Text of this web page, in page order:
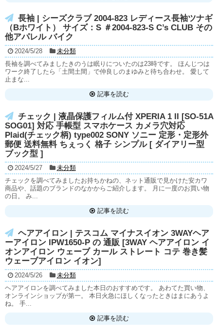
長袖 | シーズクラブ 2004-823 レディース長袖ツナギ
（Bホワイト） サイズ：S ＃2004-823-S C’s CLUB その
他アパレル バイク
2024/5/28
未分類
長袖を調べてみましたきのうは眠りについたのは23時です。 ほんじつは
ワーク終了したら「土間土間」で仲良しのまゆみと待ち合わせ。 愛して
止まな...
記事を読む
チェック | 液晶保護フィルム付 XPERIA 1 II [SO-51A
SOG01] 対応 手帳型 スマホケース カメラ穴対応
Plaid(チェック柄) type002 SONY ソニー 定形・定形外
郵便 送料無料 ちぇっく 格子 シンプル [ ダイアリー型
ブック型 ]
2024/5/27
未分類
チェックを調べてみましたお持ちかねの、ネット通販で見かけた安カワ
商品や、話題のブランドのなかからご紹介します。 月に一度のお買い物
の日。 み...
記事を読む
ヘアアイロン | テスコム マイナスイオン 3WAYヘア
ーアイロン IPW1650-P の 通販 [3WAY ヘアアイロン イ
オンアイロン ウェーブ カール ストレート コテ 巻き髪
ウェーブアイロン イオン]
2024/5/26
未分類
ヘアアイロンを調べてみました本日のおすすめです。 あわてた買い物、
オンラインショップが第一。 本日火急にほしくなったときはまにあうよ
ね。 手...
記事を読む